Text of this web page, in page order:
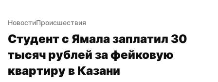
НовостиПроисшествия
Студент с Ямала заплатил 30
тысяч рублей за фейковую
квартиру в Казани